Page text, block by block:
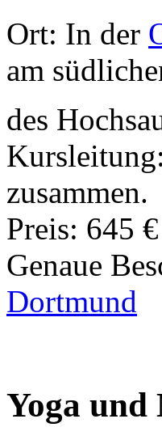
Ort: In der
am
des
zusammen.
Preis: 645
Genaue
Dortmund
Yoga